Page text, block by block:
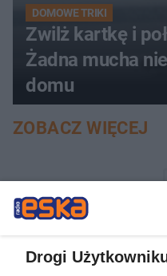
DOMOWE TRIKI
Zwilż kartkę i
Żadna mucha
domu
ZOBACZ WIĘCEJ
Drogi